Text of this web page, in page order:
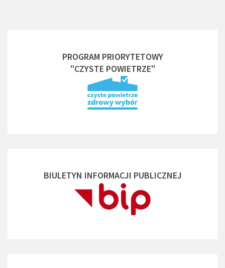
PROGRAM PRIORYTETOWY
"CZYSTE POWIETRZE"
BIULETYN INFORMACJI PUBLICZNEJ